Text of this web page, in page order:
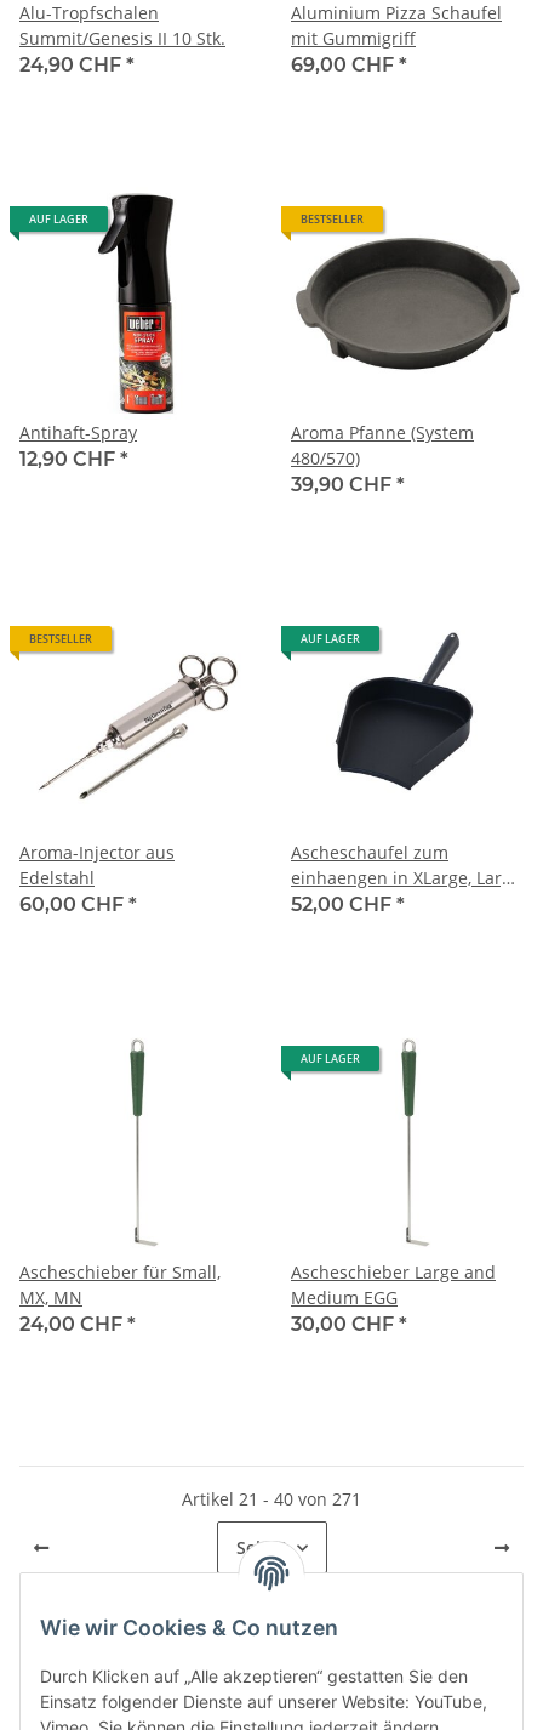
Alu-Tropfschalen
Summit/Genesis II 10 Stk.
24,90 CHF *
Aluminium Pizza Schaufel
mit Gummigriff
69,00 CHF *
AUF LAGER
Antihaft-Spray
12,90 CHF *
BESTSELLER
Aroma Pfanne (System
480/570)
39,90 CHF *
BESTSELLER
Aroma-Injector aus
Edelstahl
60,00 CHF *
AUF LAGER
Ascheschaufel zum
einhaengen in XLarge, Large
and Medium EGG
52,00 CHF *
Ascheschieber für Small,
MX, MN
24,00 CHF *
AUF LAGER
Ascheschieber Large and
Medium EGG
30,00 CHF *
Artikel 21 - 40 von 271
Seite2
Kategorien
Wie wir Cookies & Co nutzen
Durch Klicken auf „Alle akzeptieren“ gestatten Sie den
Einsatz folgender Dienste auf unserer Website: YouTube,